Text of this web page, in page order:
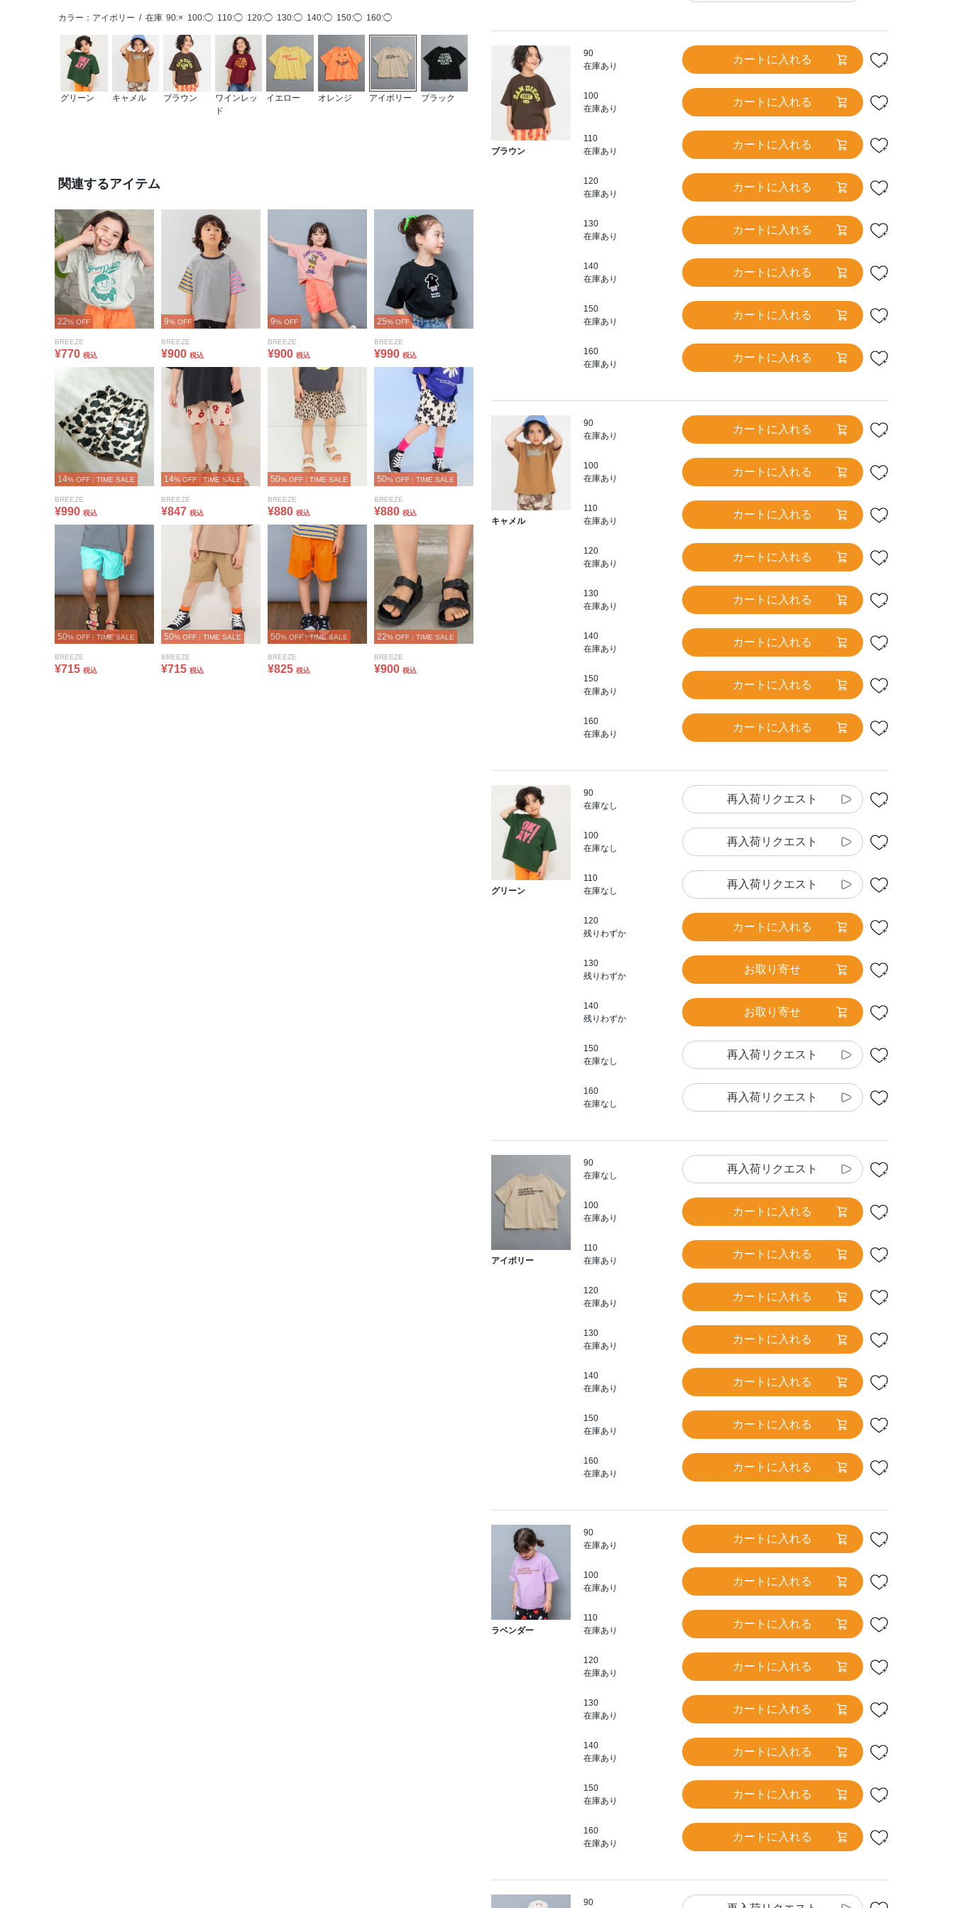
カラー：アイボリー / 在庫 90:× 100:◯ 110:◯ 120:◯ 130:◯ 140:◯ 150:◯ 160:◯
グリーン キャメル ブラウン
ワインレッ
ド
イエロー オレンジ アイボリー ブラック ラベンダー
ターコイズ
ブルー
サックス ピンク
オフホワイ
ト
パープル
ネイビーブ
ルー
関連するアイテム
22% OFF
BREEZE
¥770 税込
9% OFF
BREEZE
¥900 税込
9% OFF
BREEZE
¥900 税込
25% OFF
BREEZE
¥990 税込
14% OFF | TIME SALE
BREEZE
¥990 税込
14% OFF | TIME SALE
BREEZE
¥847 税込
50% OFF | TIME SALE
BREEZE
¥880 税込
50% OFF | TIME SALE
BREEZE
¥880 税込
50% OFF | TIME SALE
BREEZE
¥715 税込
50% OFF | TIME SALE
BREEZE
¥715 税込
50% OFF | TIME SALE
BREEZE
¥825 税込
22% OFF | TIME SALE
BREEZE
¥900 税込
ブラウン
90
在庫あり
カートに入れる
100
在庫あり
カートに入れる
110
在庫あり
カートに入れる
120
在庫あり
カートに入れる
130
在庫あり
カートに入れる
140
在庫あり
カートに入れる
150
在庫あり
カートに入れる
160
在庫あり
カートに入れる
キャメル
90
在庫あり
カートに入れる
100
在庫あり
カートに入れる
110
在庫あり
カートに入れる
120
在庫あり
カートに入れる
130
在庫あり
カートに入れる
140
在庫あり
カートに入れる
150
在庫あり
カートに入れる
160
在庫あり
カートに入れる
グリーン
90
在庫なし
再入荷リクエスト
100
在庫なし
再入荷リクエスト
110
在庫なし
再入荷リクエスト
120
残りわずか
カートに入れる
130
残りわずか
お取り寄せ
140
残りわずか
お取り寄せ
150
在庫なし
再入荷リクエスト
160
在庫なし
再入荷リクエスト
アイボリー
90
在庫なし
再入荷リクエスト
100
在庫あり
カートに入れる
110
在庫あり
カートに入れる
120
在庫あり
カートに入れる
130
在庫あり
カートに入れる
140
在庫あり
カートに入れる
150
在庫あり
カートに入れる
160
在庫あり
カートに入れる
ラベンダー
90
在庫あり
カートに入れる
100
在庫あり
カートに入れる
110
在庫あり
カートに入れる
120
在庫あり
カートに入れる
130
在庫あり
カートに入れる
140
在庫あり
カートに入れる
150
在庫あり
カートに入れる
160
在庫あり
カートに入れる
90